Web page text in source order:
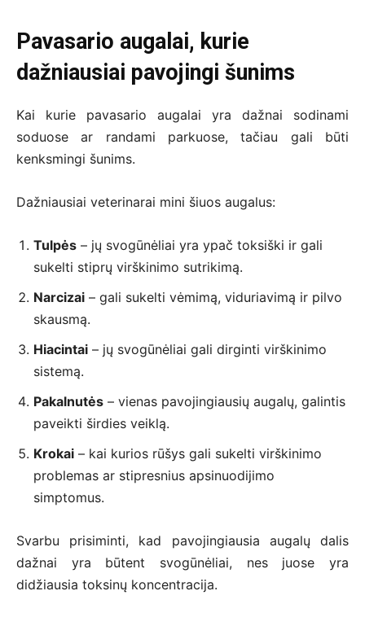
Pavasario augalai, kurie
dažniausiai pavojingi šunims
Kai kurie pavasario augalai yra dažnai sodinami
soduose ar randami parkuose, tačiau gali būti
kenksmingi šunims.
Dažniausiai veterinarai mini šiuos augalus:
Tulpės – jų svogūnėliai yra ypač toksiški ir gali
sukelti stiprų virškinimo sutrikimą.
Narcizai – gali sukelti vėmimą, viduriavimą ir pilvo
skausmą.
Hiacintai – jų svogūnėliai gali dirginti virškinimo
sistemą.
Pakalnutės – vienas pavojingiausių augalų, galintis
paveikti širdies veiklą.
Krokai – kai kurios rūšys gali sukelti virškinimo
problemas ar stipresnius apsinuodijimo
simptomus.
Svarbu prisiminti, kad pavojingiausia augalų dalis
dažnai yra būtent svogūnėliai, nes juose yra
didžiausia toksinų koncentracija.